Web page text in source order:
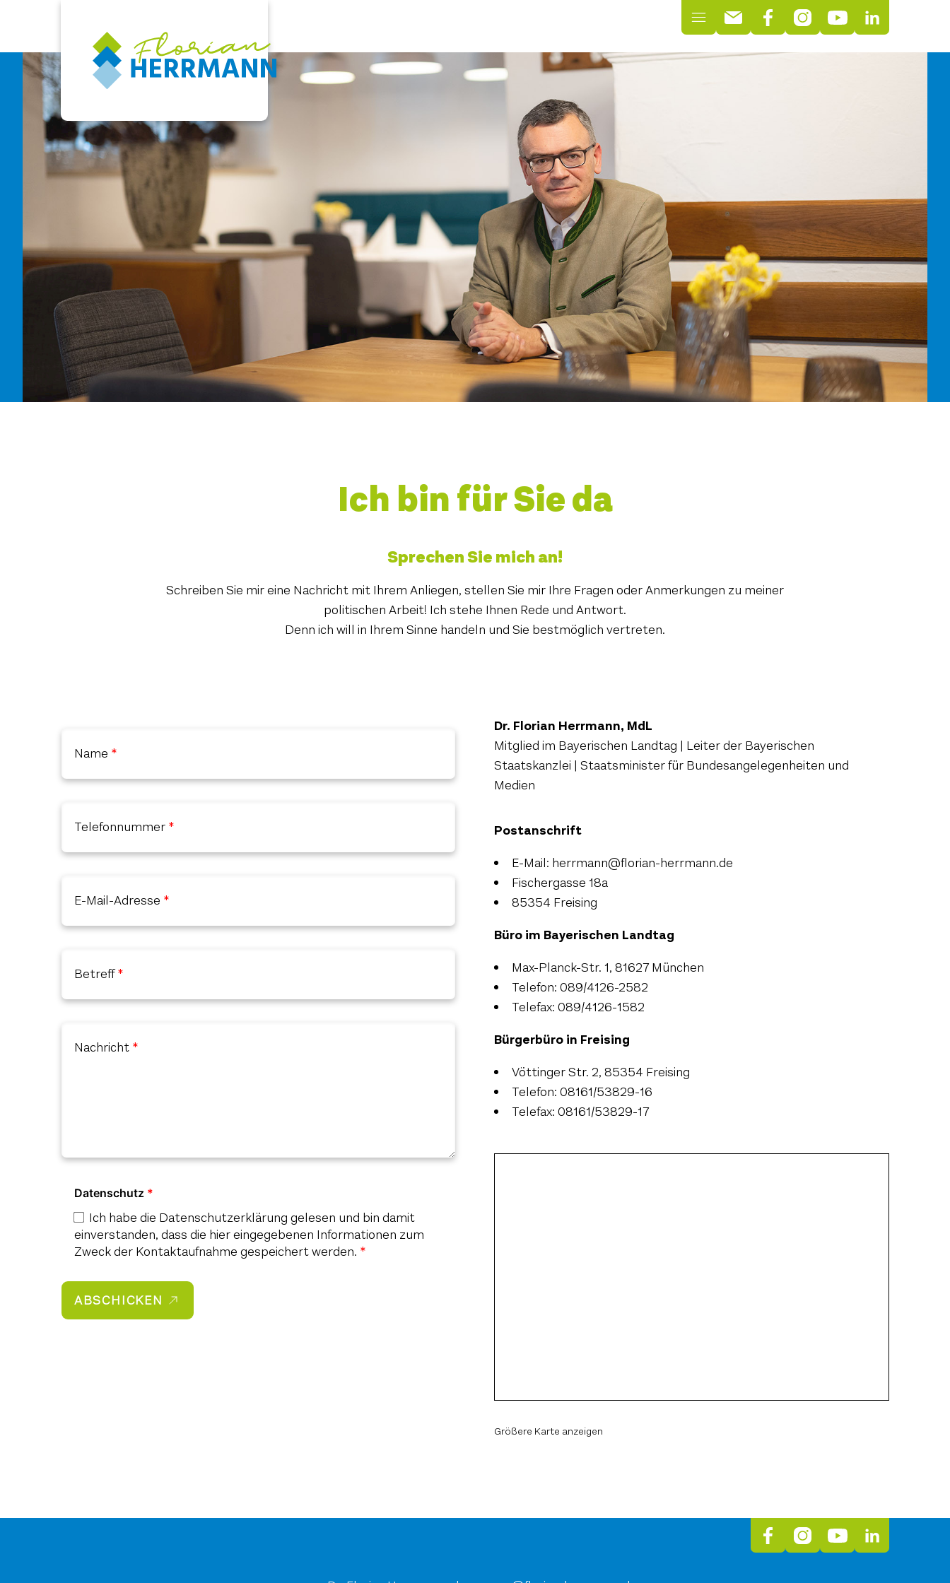
Ich bin für Sie da
Sprechen Sie mich an!
Schreiben Sie mir eine Nachricht mit Ihrem Anliegen, stellen Sie mir Ihre Fragen oder Anmerkungen zu meiner
politischen Arbeit! Ich stehe Ihnen Rede und Antwort.
Denn ich will in Ihrem Sinne handeln und Sie bestmöglich vertreten.
Name
Telefonnummer
E-Mail-Adresse
Betreff
Nachricht
Datenschutz
Ich habe die Datenschutzerklärung gelesen und bin damit
einverstanden, dass die hier eingegebenen Informationen zum
Zweck der Kontaktaufnahme gespeichert werden.
ABSCHICKEN
Dr. Florian Herrmann, MdL
Mitglied im Bayerischen Landtag | Leiter der Bayerischen
Staatskanzlei | Staatsminister für Bundesangelegenheiten und
Medien
Postanschrift
E-Mail: herrmann@florian-herrmann.de
Fischergasse 18a
85354 Freising
Büro im Bayerischen Landtag
Max-Planck-Str. 1, 81627 München
Telefon: 089/4126-2582
Telefax: 089/4126-1582
Bürgerbüro in Freising
Vöttinger Str. 2, 85354 Freising
Telefon: 08161/53829-16
Telefax: 08161/53829-17
Größere Karte anzeigen